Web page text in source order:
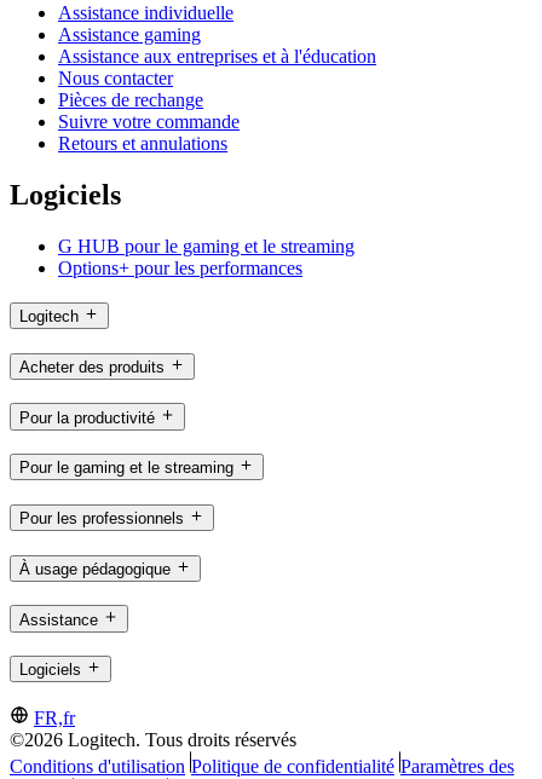
Assistance individuelle
Assistance gaming
Assistance aux entreprises et à l'éducation
Nous contacter
Pièces de rechange
Suivre votre commande
Retours et annulations
Logiciels
G HUB pour le gaming et le streaming
Options+ pour les performances
Logitech
Acheter des produits
Pour la productivité
Pour le gaming et le streaming
Pour les professionnels
À usage pédagogique
Assistance
Logiciels
FR,fr
©2026 Logitech. Tous droits réservés
Conditions d'utilisation Politique de confidentialité Paramètres des